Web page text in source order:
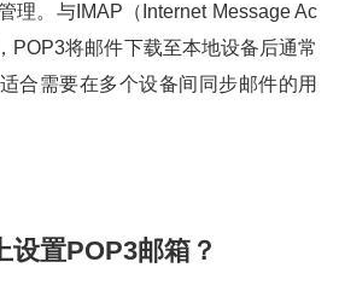
理。与IMAP（Internet Message Ac
POP3将邮件下载至本地设备后通常
合需要在多个设备间同步邮件的用
置POP3邮箱？